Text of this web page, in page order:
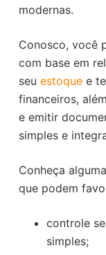
modernas.
Conosco, você
com base em
seu estoque e
financeiros,
e emitir
simples e
Conheça
que podem
controle
simples;